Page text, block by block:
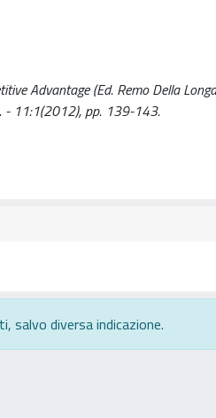
Advantage (Ed. Remo Della
- 11:1(2012), pp. 139-143.
diversa indicazione.